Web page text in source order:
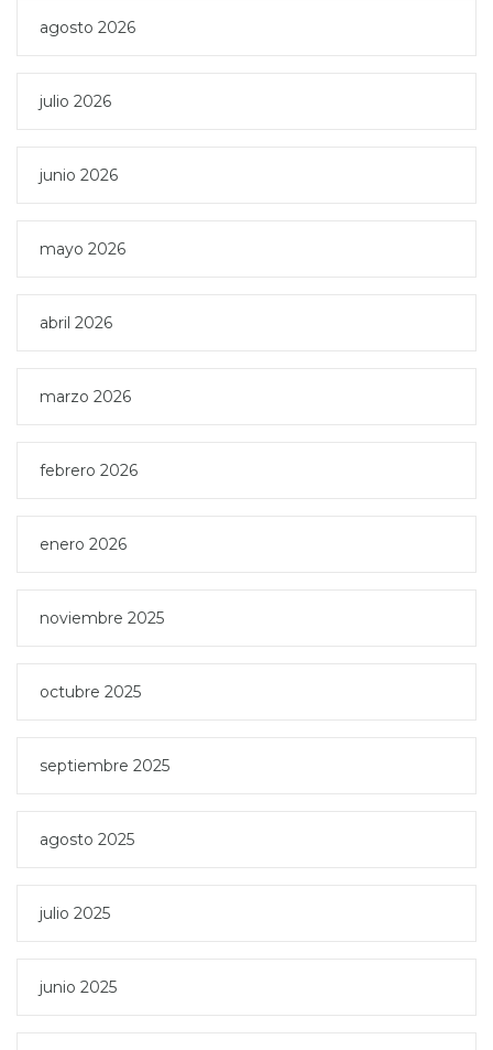
agosto 2026
julio 2026
junio 2026
mayo 2026
abril 2026
marzo 2026
febrero 2026
enero 2026
noviembre 2025
octubre 2025
septiembre 2025
agosto 2025
julio 2025
junio 2025